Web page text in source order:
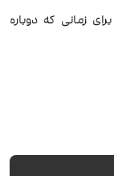
زمانی که دوباره